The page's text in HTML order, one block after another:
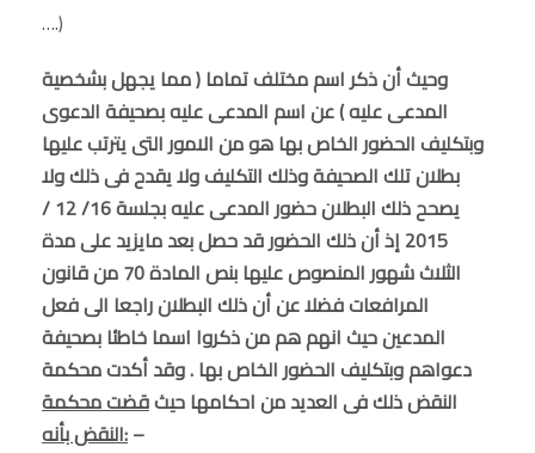
….)
وحيث أن ذكر اسم مختلف تماما ( مما يجهل بشخصية
المدعى عليه ) عن اسم المدعى عليه بصحيفة الدعوى
وبتكليف الحضور الخاص بها هو من الامور التى يترتب عليها
بطلان تلك الصحيفة وذلك التكليف ولا يقدح فى ذلك ولا
يصحح ذلك البطلان حضور المدعى عليه بجلسة 16/ 12 /
2015 إذ أن ذلك الحضور قد حصل بعد مايزيد على مدة
الثلاث شهور المنصوص عليها بنص المادة 70 من قانون
المرافعات فضلا عن أن ذلك البطلان راجعا الى فعل
المدعين حيث انهم هم من ذكروا اسما خاطئا بصحيفة
دعواهم وبتكليف الحضور الخاص بها . وقد أكدت محكمة
النقض ذلك فى العديد من احكامها حيثقضت محكمة
النقض بأنه:–